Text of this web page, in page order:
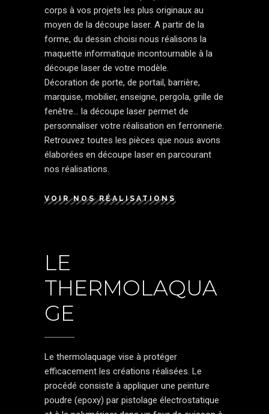
corps à vos projets les plus originaux au
moyen de la découpe laser. A partir de la
forme, du dessin choisi nous réalisons la
maquette informatique incontournable à la
découpe laser de votre modèle.
Décoration de porte, de portail, barrière,
marquise, mobilier, enseigne, pergola, grille de
fenêtre... la découpe laser permet de
personnaliser votre réalisation en ferronnerie.
Retrouvez toutes les pièces que nous avons
élaborées en découpe laser en parcourant
nos réalisations.
VOIR NOS RÉALISATIONS
LE
THERMOLAQUA
GE
Le thermolaquage vise à protéger
efficacement les créations réalisées. Le
procédé consiste à appliquer une peinture
poudre (epoxy) par pistolage électrostatique